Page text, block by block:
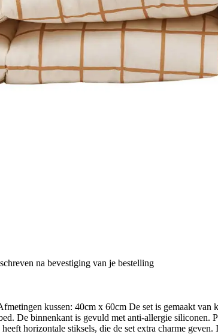
na bevestiging van je bestelling
kussen: 40cm x 60cm De set is gemaakt van
De binnenkant is gevuld met anti-allergie siliconen.
horizontale stiksels, die de set extra charme